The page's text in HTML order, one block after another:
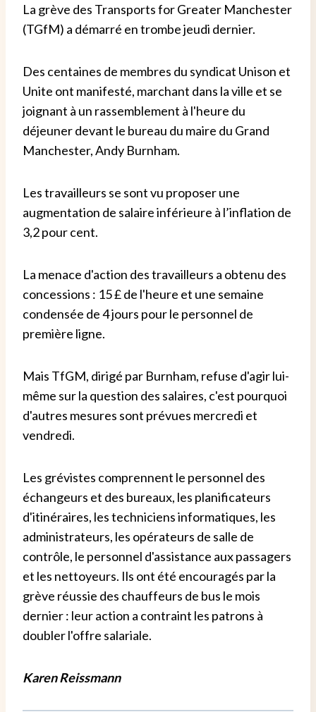
La grève des Transports for Greater Manchester
(TGfM) a démarré en trombe jeudi dernier.
Des centaines de membres du syndicat Unison et
Unite ont manifesté, marchant dans la ville et se
joignant à un rassemblement à l'heure du
déjeuner devant le bureau du maire du Grand
Manchester, Andy Burnham.
Les travailleurs se sont vu proposer une
augmentation de salaire inférieure à l’inflation de
3,2 pour cent.
La menace d'action des travailleurs a obtenu des
concessions : 15 £ de l'heure et une semaine
condensée de 4 jours pour le personnel de
première ligne.
Mais TfGM, dirigé par Burnham, refuse d'agir lui-
même sur la question des salaires, c'est pourquoi
d'autres mesures sont prévues mercredi et
vendredi.
Les grévistes comprennent le personnel des
échangeurs et des bureaux, les planificateurs
d'itinéraires, les techniciens informatiques, les
administrateurs, les opérateurs de salle de
contrôle, le personnel d'assistance aux passagers
et les nettoyeurs. Ils ont été encouragés par la
grève réussie des chauffeurs de bus le mois
dernier : leur action a contraint les patrons à
doubler l'offre salariale.
Karen Reissmann